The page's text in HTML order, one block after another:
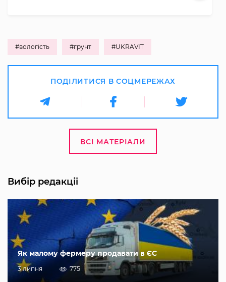
#вологість #грунт #UKRAVIT
ПОДІЛИТИСЯ В СОЦМЕРЕЖАХ
ВСІ МАТЕРІАЛИ
Вибір редакції
Як малому фермеру продавати в ЄС
3 липня 775